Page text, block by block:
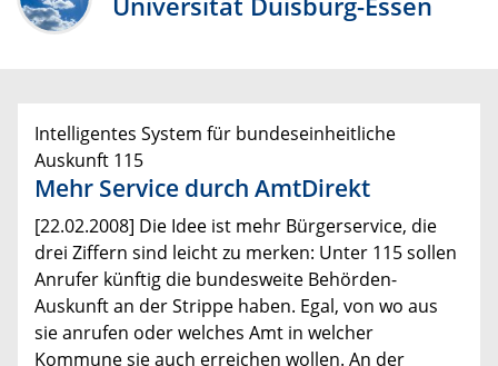
Intelligentes System für bundeseinheitliche
Auskunft 115
Mehr Service durch AmtDirekt
[22.02.2008] Die Idee ist mehr Bürgerservice, die
drei Ziffern sind leicht zu merken: Unter 115 sollen
Anrufer künftig die bundesweite Behörden-
Auskunft an der Strippe haben. Egal, von wo aus
sie anrufen oder welches Amt in welcher
Kommune sie auch erreichen wollen. An der